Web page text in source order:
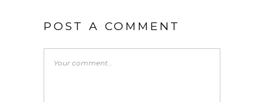
POST A COMMENT